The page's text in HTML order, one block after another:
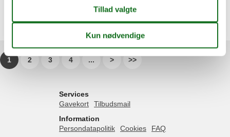
Emne nr.:552-105949
1 2 3 4 ... > >>
Services
Gavekort
Tilbudsmail
Information
Persondatapolitik
Cookies FAQ